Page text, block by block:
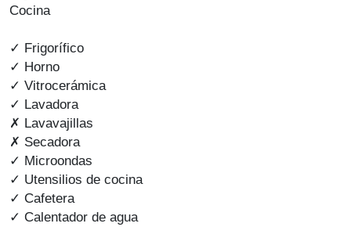
Cocina
✓ Frigorífico
✓ Horno
✓ Vitrocerámica
✓ Lavadora
✗ Lavavajillas
✗ Secadora
✓ Microondas
✓ Utensilios de cocina
✓ Cafetera
✓ Calentador de agua